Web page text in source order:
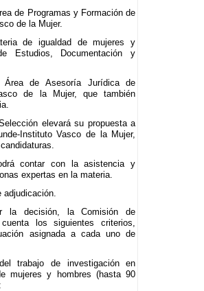
de Programas y Formación de
de la Mujer.
de igualdad de mujeres y
Estudios, Documentación y
Área de Asesoría Jurídica de
de la Mujer, que también
elevará su propuesta a
Instituto Vasco de la Mujer,
contar con la asistencia y
expertas en la materia.
adjudicación.
la decisión, la Comisión de
los siguientes criterios,
asignada a cada uno de
trabajo de investigación en
mujeres y hombres (hasta 90